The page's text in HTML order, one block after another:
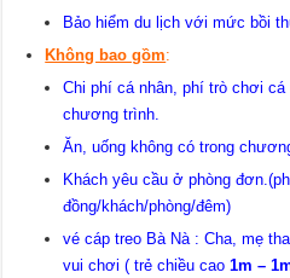
Bảo hiểm du lịch với mức bồi
Không bao gồm:
Chi phí cá nhân, phí trò chơi cá
chương trình.
Ăn, uống không có trong
Khách yêu cầu ở phòng
đồng/khách/phòng/đêm)
vé cáp treo Bà Nà : Cha, mẹ
vui chơi ( trẻ chiều cao1m –